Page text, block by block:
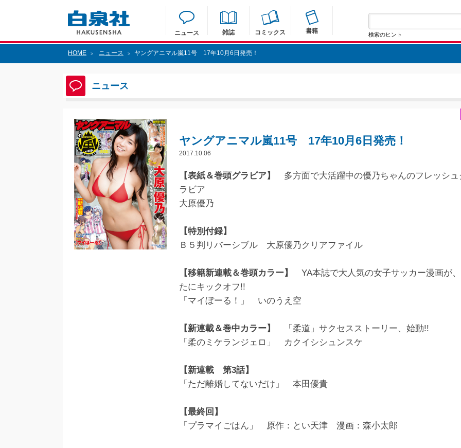
ニュース 雑誌 コミックス 書籍 検索のヒント
HOME > ニュース > ヤングアニマル嵐11号 17年10月6日発売！
ニュース
ヤングアニマル嵐11号 17年10月6日発売！
2017.10.06
【表紙＆巻頭グラビア】
多方面で大活躍中の優乃ちゃんのフレッシュ
ラビア
大原優乃
【特別付録】
Ｂ５判リバーシブル 大原優乃クリアファイル
【移籍新連載＆巻頭カラー】
YA本誌で大人気の女子サッカー漫画が
たにキックオフ!!
「マイぼーる！」 いのうえ空
【新連載＆巻中カラー】
「柔道」サクセスストーリー、始動!!
「柔のミケランジェロ」 カクイシシュンスケ
【新連載 第3話】
「ただ離婚してないだけ」 本田優貴
【最終回】
「プラマイごはん」 原作：とい天津 漫画：森小太郎